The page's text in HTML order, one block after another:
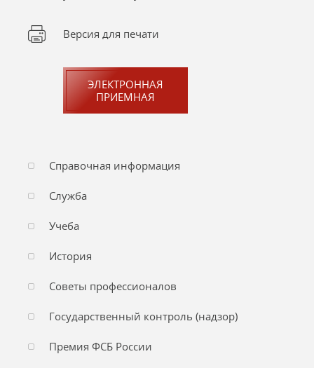
Версия для печати
ЭЛЕКТРОННАЯ
ПРИЕМНАЯ
Справочная информация
Служба
Учеба
История
Советы профессионалов
Государственный контроль (надзор)
Премия ФСБ России